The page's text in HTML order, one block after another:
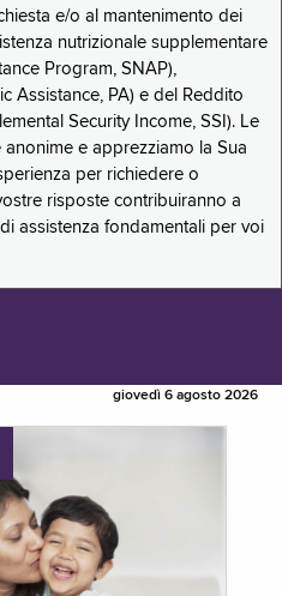
e/o al mantenimento dei
nutrizionale supplementare
Program, SNAP),
Assistance, PA) e del Reddito
Security Income, SSI). Le
e apprezziamo la Sua
per richiedere o
risposte contribuiranno a
assistenza fondamentali per voi
giovedì 6 agosto 2026